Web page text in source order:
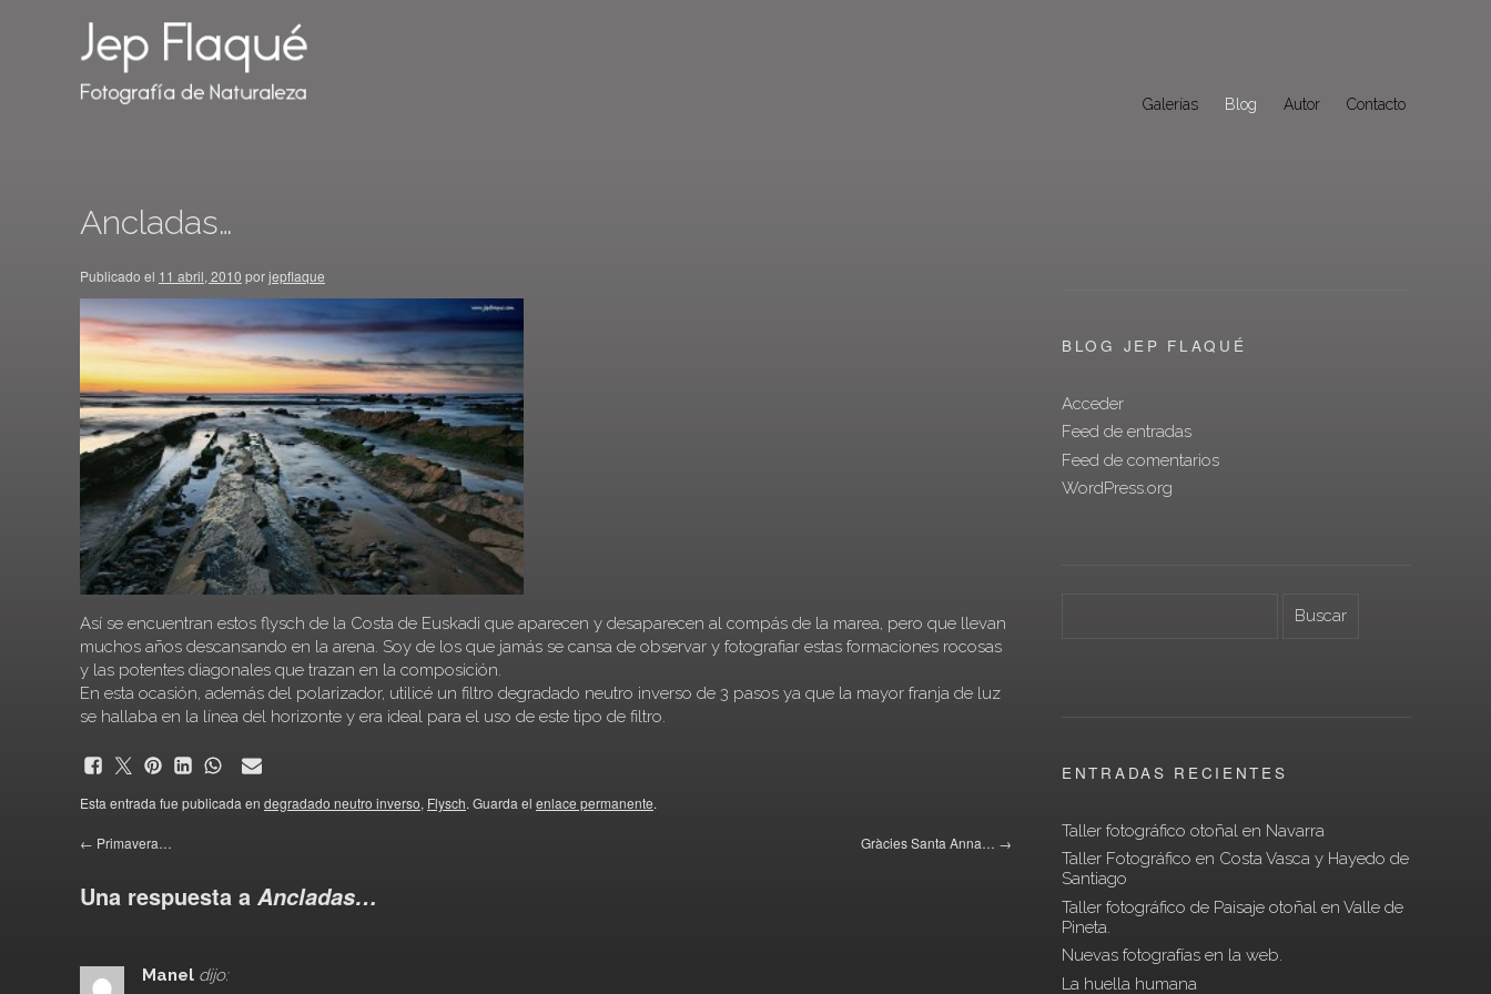
Galerías Blog Autor Contacto
Ancladas…
Publicado el 11 abril, 2010 porjepflaque
Así se encuentran estos flysch de la Costa de Euskadi que aparecen y desaparecen al compás de la marea, pero que llevan
muchos años descansando en la arena. Soy de los que jamás se cansa de observar y fotografiar estas formaciones rocosas
y las potentes diagonales que trazan en la composición.
En esta ocasión, además del polarizador, utilicé un filtro degradado neutro inverso de 3 pasos ya que la mayor franja de luz
se hallaba en la línea del horizonte y era ideal para el uso de este tipo de filtro.
Esta entrada fue publicada en degradado neutro inverso, Flysch. Guarda el enlace permanente.
← Primavera… Gràcies Santa Anna… →
Una respuesta a Ancladas…
Manel dijo:
BLOG JEP FLAQUÉ
Acceder
Feed de entradas
Feed de comentarios
WordPress.org
ENTRADAS RECIENTES
Taller fotográfico otoñal en Navarra
Taller Fotográfico en Costa Vasca y Hayedo de
Santiago
Taller fotográfico de Paisaje otoñal en Valle de
Pineta.
Nuevas fotografías en la web.
La huella humana